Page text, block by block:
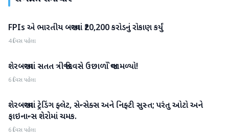
બિઝનેસ
FPIs એ ભારતીય બજારમાં ₹20,200 કરોડનું રોકાણ કર્યું
4 દિવસ પહેલા
બિઝનેસ
શેરબજારમાં સતત ત્રીજા દિવસે ઉછાળો જોવા મળ્યો!
6 દિવસ પહેલા
બિઝનેસ
શેરબજારમાં ટ્રેડિંગ ફ્લેટ, સેન્સેક્સ અને નિફ્ટી સુસ્ત; પરંતુ ઓટો અને
ફાઇનાન્સ શેરોમાં ચમક.
6 દિવસ પહેલા